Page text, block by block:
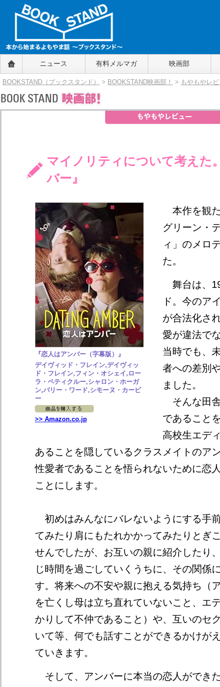
BOOKSTAND（ブックスタンド）
～本から始まるよもやま話～
BOOKSTAND（ブ
ニュース 有料メルマガ 映画部
BOOKSTAND（ブックスタンド） > BOOKSTAND映画部！ > もやもやレ
マイノリティについて考えた
バー』
『恋人はアンバー（字幕版）』
デイヴィッド・フレイン,デイヴィッ
ド・フレイン,フィン・オシェイ,ロー
ラ・ペティクルー,シャロン・ホーガ
ン,バリー・ワード,シモーヌ・カービ
ー
>> Amazon.co.jp
本作を観
グリーン・
ィ」のメロ
た。
舞台は、
ド。今のア
が合法化さ
愛が違法で
当時でも、
者への差別
ました。
そんな田
であること
高校生エデ
あることを隠しているクラスメイトのア
性愛者であることを悟られないために恋
ことにします。
初めはみんなにバレないようにする手
てみたり肩にもたれかかってみたりとぎ
せんでしたが、お互いの親に紹介したり
じ時間を過ごしていくうちに、その関係
す。将来への不安や親に抱える気持ち（
を亡くし母は立ち直れていないこと、エ
かりして不仲であること）や、互いのセ
いて等、何でも話すことができるかけが
ていきます。
そして、アンバーに本当の恋人ができ